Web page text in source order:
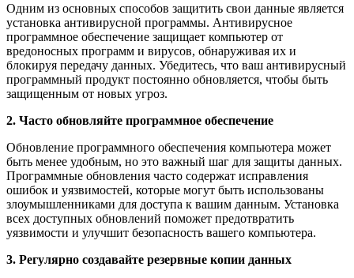
Одним из основных способов защитить свои данные является
установка антивирусной программы. Антивирусное
программное обеспечение защищает компьютер от
вредоносных программ и вирусов, обнаруживая их и
блокируя передачу данных. Убедитесь, что ваш антивирусный
программный продукт постоянно обновляется, чтобы быть
защищенным от новых угроз.
2. Часто обновляйте программное обеспечение
Обновление программного обеспечения компьютера может
быть менее удобным, но это важный шаг для защиты данных.
Программные обновления часто содержат исправления
ошибок и уязвимостей, которые могут быть использованы
злоумышленниками для доступа к вашим данным. Установка
всех доступных обновлений поможет предотвратить
уязвимости и улучшит безопасность вашего компьютера.
3. Регулярно создавайте резервные копии данных